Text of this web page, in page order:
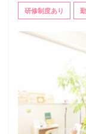
研修制度あり